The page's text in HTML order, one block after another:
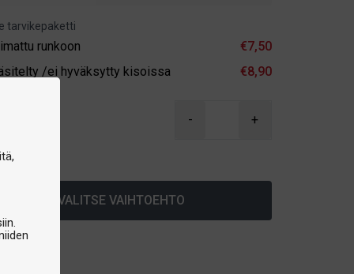
tarvikepaketti
runkoon
€7,50
/ei hyväksytty kisoissa
€8,90
- +
VALITSE VAIHTOEHTO